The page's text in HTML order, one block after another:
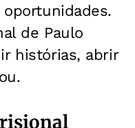
de Paulo
histórias, abrir